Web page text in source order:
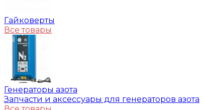
Гайковерты
Все товары
Генераторы азота
Запчасти и аксессуары для генераторов азота